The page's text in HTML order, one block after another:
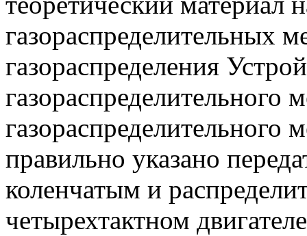
газораспределительных
газораспределения
газораспределительного
газораспределительного
правильно указано
коленчатым и
четырехтактном